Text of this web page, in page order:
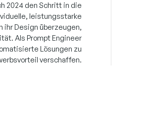
2024 den Schritt in die
leistungsstarke
ihr Design überzeugen,
Als Prompt Engineer
Lösungen zu
verschaffen.